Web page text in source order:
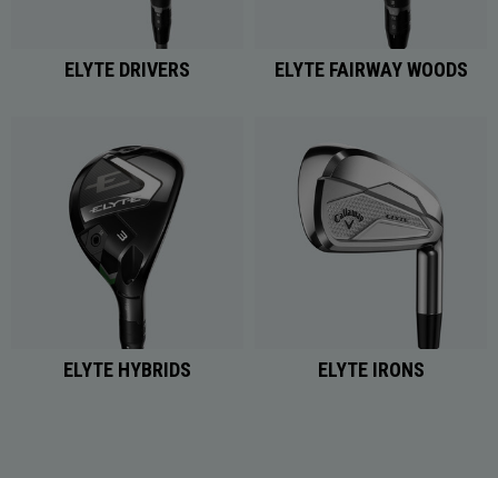
ELYTE DRIVERS ELYTE FAIRWAY WOODS
ELYTE HYBRIDS ELYTE IRONS